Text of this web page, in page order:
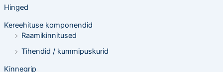
Hinged
Kereehituse komponendid
Raamikinnitused
Tihendid / kummipuskurid
Kinnegrip